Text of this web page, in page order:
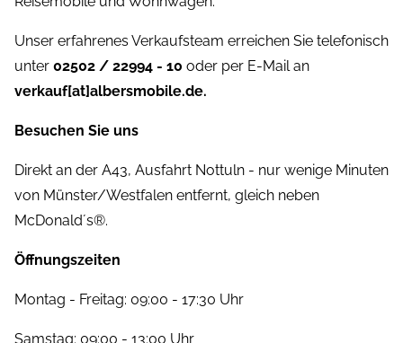
Unser erfahrenes Verkaufsteam erreichen Sie telefonisch
unter 02502 / 22994 - 10 oder per E-Mail an
verkauf[at]albersmobile.de.
Besuchen Sie uns
Direkt an der A43, Ausfahrt Nottuln - nur wenige Minuten
von Münster/Westfalen entfernt, gleich neben
McDonald´s®.
Öffnungszeiten
Montag - Freitag: 09:00 - 17:30 Uhr
Samstag: 09:00 - 13:00 Uhr